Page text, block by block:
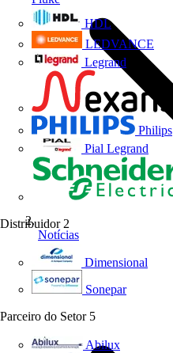
HDL
LEDVANCE
Legrand
Philips
Pial Legrand
Distribuidor 2
Dimensional
Sonepar
Parceiro do Setor 5
Abilux
Notícias